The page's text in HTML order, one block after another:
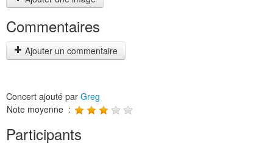
Commentaires
Ajouter un commentaire
Concert ajouté par Greg
Note moyenne :
Participants